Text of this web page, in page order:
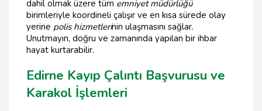
dahil olmak üzere tüm emniyet müdürlüğü
birimleriyle koordineli çalışır ve en kısa sürede olay
yerine polis hizmetlerinin ulaşmasını sağlar.
Unutmayın, doğru ve zamanında yapılan bir ihbar
hayat kurtarabilir.
Edirne Kayıp Çalıntı Başvurusu ve
Karakol İşlemleri